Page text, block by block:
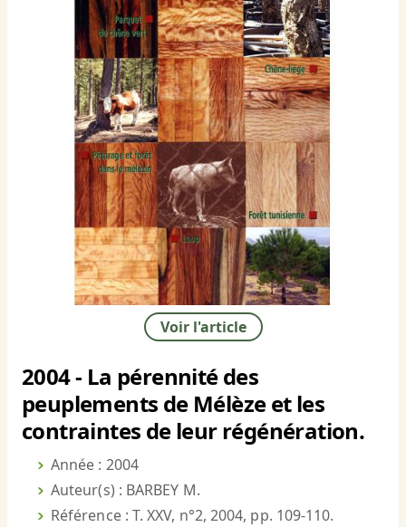
Voir l'article
2004 - La pérennité des
peuplements de Mélèze et les
contraintes de leur régénération.
Année : 2004
Auteur(s) : BARBEY M.
Référence : T. XXV, n°2, 2004, pp. 109-110.